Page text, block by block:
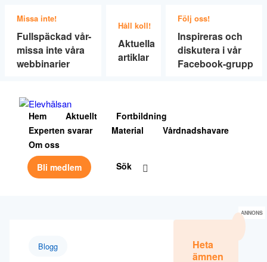
Missa inte!
Fullspäckad vår-
missa inte våra
webbinarier
Håll koll!
Aktuella
artiklar
Följ oss!
Inspireras och
diskutera i vår
Facebook-grupp
Hem Aktuellt
Fortbildning
Experten svarar
Material
Vårdnadshavare
Om oss
Bli medlem
Sök
Blogg
Heta
ämnen
ANNONS